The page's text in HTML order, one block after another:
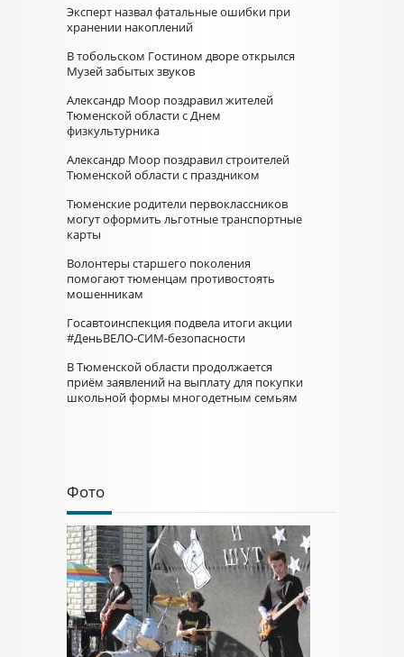
Эксперт назвал фатальные ошибки при
хранении накоплений
В тобольском Гостином дворе открылся
Музей забытых звуков
Александр Моор поздравил жителей
Тюменской области с Днем
физкультурника
Александр Моор поздравил строителей
Тюменской области с праздником
Тюменские родители первоклассников
могут оформить льготные транспортные
карты
Волонтеры старшего поколения
помогают тюменцам противостоять
мошенникам
Госавтоинспекция подвела итоги акции
#ДеньВЕЛО-СИМ-безопасности
В Тюменской области продолжается
приём заявлений на выплату для покупки
школьной формы многодетным семьям
Фото